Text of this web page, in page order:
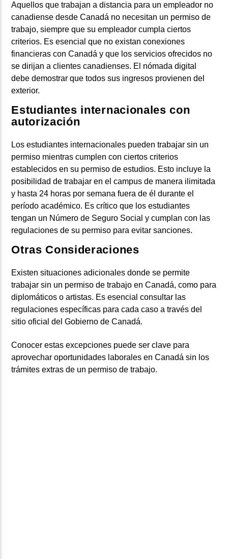
Aquellos que trabajan a distancia para un empleador no
canadiense desde Canadá no necesitan un permiso de
trabajo, siempre que su empleador cumpla ciertos
criterios. Es esencial que no existan conexiones
financieras con Canadá y que los servicios ofrecidos no
se dirijan a clientes canadienses. El nómada digital
debe demostrar que todos sus ingresos provienen del
exterior.
Estudiantes internacionales con
autorización
Los estudiantes internacionales pueden trabajar sin un
permiso mientras cumplen con ciertos criterios
establecidos en su permiso de estudios. Esto incluye la
posibilidad de trabajar en el campus de manera ilimitada
y hasta 24 horas por semana fuera de él durante el
período académico. Es crítico que los estudiantes
tengan un Número de Seguro Social y cumplan con las
regulaciones de su permiso para evitar sanciones.
Otras Consideraciones
Existen situaciones adicionales donde se permite
trabajar sin un permiso de trabajo en Canadá, como para
diplomáticos o artistas. Es esencial consultar las
regulaciones específicas para cada caso a través del
sitio oficial del Gobierno de Canadá.
Conocer estas excepciones puede ser clave para
aprovechar oportunidades laborales en Canadá sin los
trámites extras de un permiso de trabajo.